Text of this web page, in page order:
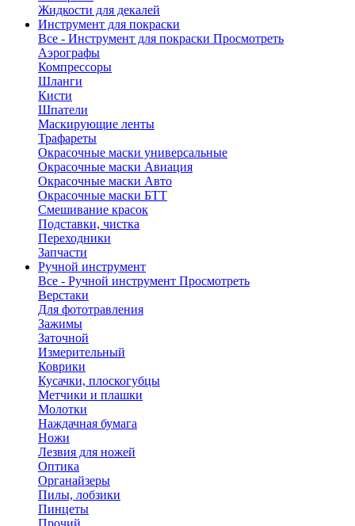
Жидкости для декалей
Инструмент для покраски
Все - Инструмент для покраски Просмотреть
Аэрографы
Компрессоры
Шланги
Кисти
Шпатели
Маскирующие ленты
Трафареты
Окрасочные маски универсальные
Окрасочные маски Авиация
Окрасочные маски Авто
Окрасочные маски БТТ
Смешивание красок
Подставки, чистка
Переходники
Запчасти
Ручной инструмент
Все - Ручной инструмент Просмотреть
Верстаки
Для фототравления
Зажимы
Заточной
Измерительный
Коврики
Кусачки, плоскогубцы
Метчики и плашки
Молотки
Наждачная бумага
Ножи
Лезвия для ножей
Оптика
Органайзеры
Пилы, лобзики
Пинцеты
Прочий